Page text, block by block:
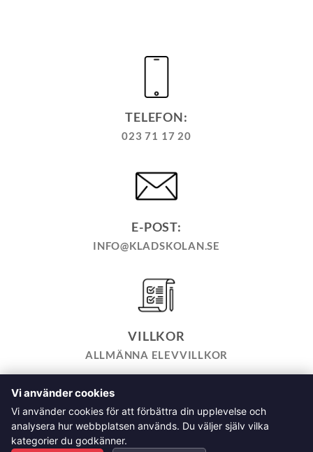
TELEFON:
023 71 17 20
E-POST:
INFO@KLADSKOLAN.SE
VILLKOR
ALLMÄNNA ELEVVILLKOR
TILL KASSAN VARUKORG
HEMSIDEPOLICY
COOKIEPOLICY
INTEGRITETSPOLICY
ALLMÄNNA FRÅGOR OM VÅRA KURSER I SÖMNAD OCH
TILLSKÄRNING
Vi använder cookies
Vi använder cookies för att förbättra din upplevelse och
analysera hur webbplatsen används. Du väljer själv vilka
kategorier du godkänner.